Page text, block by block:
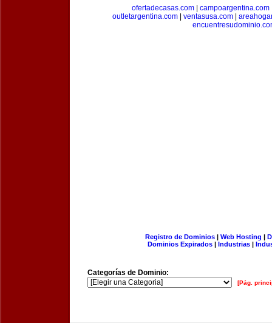
ofertadecasas.com| campoargentina.com
outletargentina.com
ventasusa.com
Registro de Dominios| Web Hosting |
Dominios Expirados | Industrias |
Categorías de Dominio:
[Pág.